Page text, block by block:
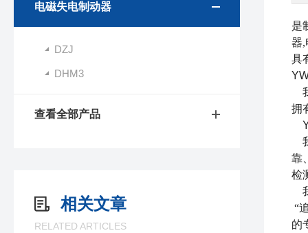
电磁失电制动器
DZJ
DHM3
查看全部产品
相关文章
RELATED ARTICLES
是
器,
具
拥
靠
检
“
的